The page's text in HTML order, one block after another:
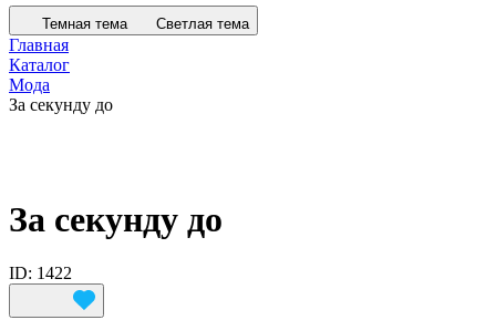
Темная тема Светлая тема
Главная
Каталог
Мода
За секунду до
За секунду до
ID: 1422